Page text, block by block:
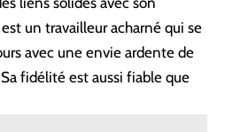
un travailleur acharné qui se
avec une envie ardente de
fidélité est aussi fiable que